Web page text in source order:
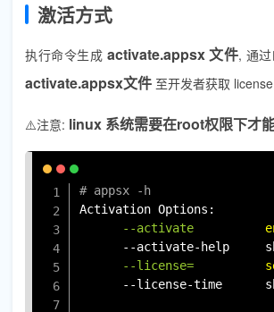
激活方式
执行命令生成 activate.appsx 文件, 通
activate.appsx文件 至开发者获取 license
⚠️注意: linux 系统需要在root权限下才
# appsx -h
Activation Options:
--activate
--activate-help
--license=
--license-time